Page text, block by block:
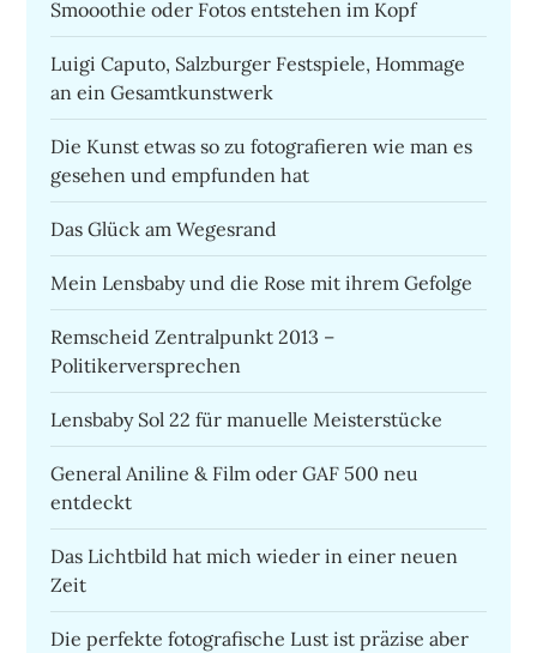
Smooothie oder Fotos entstehen im Kopf
Luigi Caputo, Salzburger Festspiele, Hommage
an ein Gesamtkunstwerk
Die Kunst etwas so zu fotografieren wie man es
gesehen und empfunden hat
Das Glück am Wegesrand
Mein Lensbaby und die Rose mit ihrem Gefolge
Remscheid Zentralpunkt 2013 –
Politikerversprechen
Lensbaby Sol 22 für manuelle Meisterstücke
General Aniline & Film oder GAF 500 neu
entdeckt
Das Lichtbild hat mich wieder in einer neuen
Zeit
Die perfekte fotografische Lust ist präzise aber